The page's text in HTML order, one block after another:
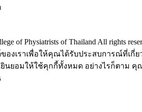
of Physiatrists of Thailand All rights
ของเราเพื่อให้คุณได้รับประสบการณ์ที่เ
ยอมให้ใช้คุกกี้ทั้งหมด อย่างไรก็ตาม